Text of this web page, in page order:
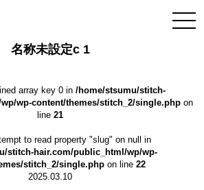
名称未設定c 1
array key 0 in /home/stsumu/stitch-
wp-content/themes/stitch_2/single.phpon
line 21
to read property "slug" on null in
stitch-hair.com/public_html/wp/wp-
stitch_2/single.phpon line 22
2025.03.10